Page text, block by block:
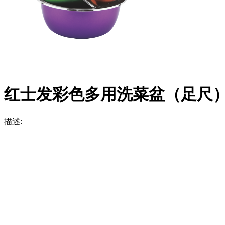
红士发彩色多用洗菜盆（足尺
描述: